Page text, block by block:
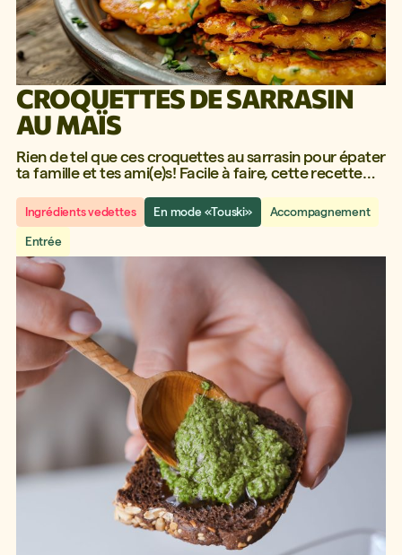
CROQUETTES DE SARRASIN
AU MAÏS
Rien de tel que ces croquettes au sarrasin pour épater
ta famille et tes ami(e)s! Facile à faire, cette recette
Ingrédients vedettes En mode «Touski» Accompagnement
Entrée